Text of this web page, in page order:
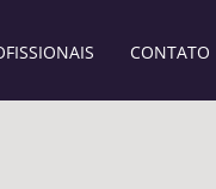
CONTATO